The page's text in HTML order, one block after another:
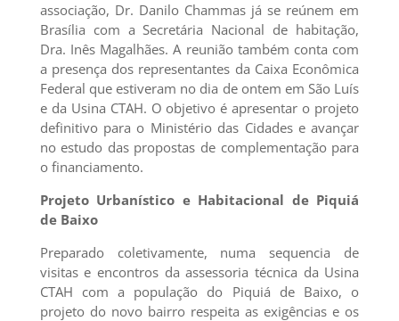
associação, Dr. Danilo Chammas já se reúnem em
Brasília com a Secretária Nacional de habitação,
Dra. Inês Magalhães. A reunião também conta com
a presença dos representantes da Caixa Econômica
Federal que estiveram no dia de ontem em São Luís
e da Usina CTAH. O objetivo é apresentar o projeto
definitivo para o Ministério das Cidades e avançar
no estudo das propostas de complementação para
o financiamento.
Projeto Urbanístico e Habitacional de Piquiá
de Baixo
Preparado coletivamente, numa sequencia de
visitas e encontros da assessoria técnica da Usina
CTAH com a população do Piquiá de Baixo, o
projeto do novo bairro respeita as exigências e os